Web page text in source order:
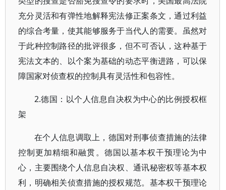
充分灵活和有弹性地解释宪法修正案条文，通过利益
的综合考量，使其能够服务于当代人的需要。虽然对
于此种控制路径的批评很多，但不可否认，这种基于
宪法文本的、以个案为基础的动态平衡进路，可以保
障国家对侦查权的控制具有灵活性和包容性。
2.德国：以个人信息自决权为中心的比例授权框
架
在个人信息调取上，德国对刑事侦查措施的法律
控制更加精细和融贯。德国以基本权干预理论为中
心，主要围绕个人信息自决权、通讯秘密权等基本权
利，明确相关侦查措施的授权规范。基本权干预理论